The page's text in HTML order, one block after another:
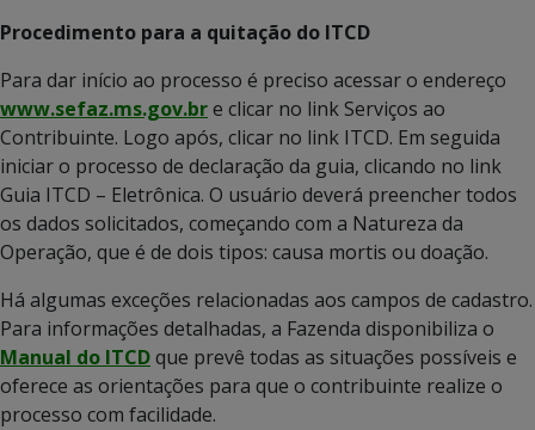
Procedimento para a quitação do ITCD
Para dar início ao processo é preciso acessar o endereço
www.sefaz.ms.gov.bre clicar no link Serviços ao
Contribuinte. Logo após, clicar no link ITCD. Em seguida
iniciar o processo de declaração da guia, clicando no link
Guia ITCD – Eletrônica. O usuário deverá preencher todos
os dados solicitados, começando com a Natureza da
Operação, que é de dois tipos: causa mortis ou doação.
Há algumas exceções relacionadas aos campos de cadastro.
Para informações detalhadas, a Fazenda disponibiliza o
Manual do ITCDque prevê todas as situações possíveis e
oferece as orientações para que o contribuinte realize o
processo com facilidade.